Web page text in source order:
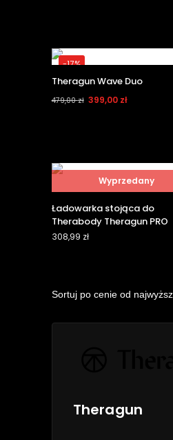
-17%
Theragun Wave Duo
479,00zł 399,00 zł
Wyprzedany
Ładowarka stojąca do
Therabody Theragun PRO
308,99 zł
Theragun